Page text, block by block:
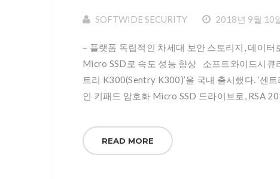
SOFTWIDE SECURITY 2018년 9월 10
– 플랫폼 독립적인 차세대 보안 스토리지, 데이
Micro SSD로 속도 성능 향상 소프트와이드시큐
트리 K300(Sentry K300)’을 국내 출시했다. ‘센
인 키패드 암호화 Micro SSD 드라이브로, RSA
READ MORE